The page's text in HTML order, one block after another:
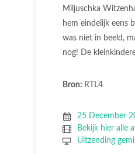
Miljuschka
hem eindelijk eens
was niet in beeld,
nog! De
Bron: RTL4
25 December
Bekijk hier alle
Uitzending